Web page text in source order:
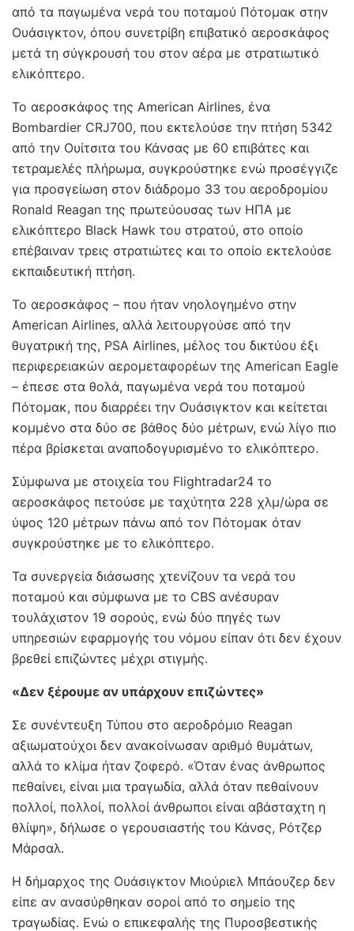
από τα παγωμένα νερά του ποταμού Πότομακ στην
Ουάσιγκτον, όπου συνετρίβη επιβατικό αεροσκάφος
μετά τη σύγκρουσή του στον αέρα με στρατιωτικό
ελικόπτερο.
Το αεροσκάφος της American Airlines, ένα
Bombardier CRJ700, που εκτελούσε την πτήση 5342
από την Ουίτσιτα του Κάνσας με 60 επιβάτες και
τετραμελές πλήρωμα, συγκρούστηκε ενώ προσέγγιζε
για προσγείωση στον διάδρομο 33 του αεροδρομίου
Ronald Reagan της πρωτεύουσας των ΗΠΑ με
ελικόπτερο Black Hawk του στρατού, στο οποίο
επέβαιναν τρεις στρατιώτες και το οποίο εκτελούσε
εκπαιδευτική πτήση.
Το αεροσκάφος – που ήταν νηολογημένο στην
American Airlines, αλλά λειτουργούσε από την
θυγατρική της, PSA Airlines, μέλος του δικτύου έξι
περιφερειακών αερομεταφορέων της American Eagle
– έπεσε στα θολά, παγωμένα νερά του ποταμού
Πότομακ, που διαρρέει την Ουάσιγκτον και κείτεται
κομμένο στα δύο σε βάθος δύο μέτρων, ενώ λίγο πιο
πέρα βρίσκεται αναποδογυρισμένο το ελικόπτερο.
Σύμφωνα με στοιχεία του Flightradar24 το
αεροσκάφος πετούσε με ταχύτητα 228 χλμ/ώρα σε
ύψος 120 μέτρων πάνω από τον Πότομακ όταν
συγκρούστηκε με το ελικόπτερο.
Τα συνεργεία διάσωσης χτενίζουν τα νερά του
ποταμού και σύμφωνα με το CBS ανέσυραν
τουλάχιστον 19 σορούς, ενώ δύο πηγές των
υπηρεσιών εφαρμογής του νόμου είπαν ότι δεν έχουν
βρεθεί επιζώντες μέχρι στιγμής.
«Δεν ξέρουμε αν υπάρχουν επιζώντες»
Σε συνέντευξη Τύπου στο αεροδρόμιο Reagan
αξιωματούχοι δεν ανακοίνωσαν αριθμό θυμάτων,
αλλά το κλίμα ήταν ζοφερό. «Όταν ένας άνθρωπος
πεθαίνει, είναι μια τραγωδία, αλλά όταν πεθαίνουν
πολλοί, πολλοί, πολλοί άνθρωποι είναι αβάσταχτη η
θλίψη», δήλωσε ο γερουσιαστής του Κάνσς, Ρότζερ
Μάρσαλ.
Η δήμαρχος της Ουάσιγκτον Μιούριελ Μπάουζερ δεν
είπε αν ανασύρθηκαν σοροί από το σημείο της
τραγωδίας. Ενώ ο επικεφαλής της Πυροσβεστικής